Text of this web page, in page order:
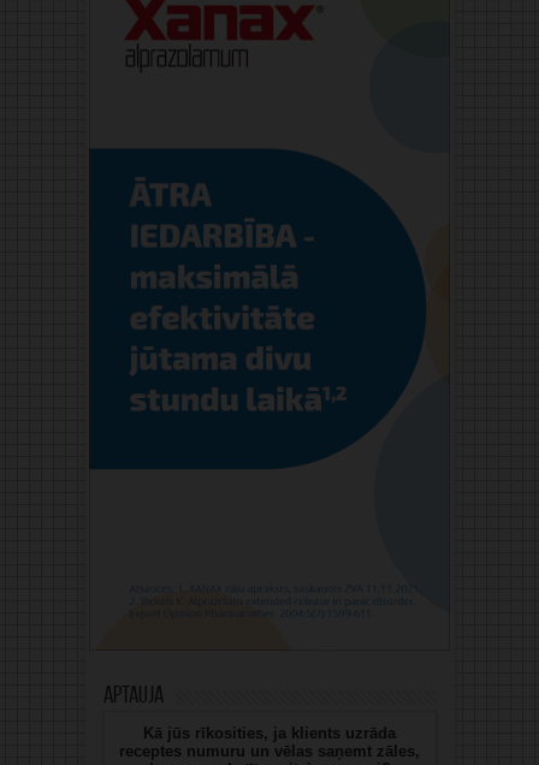
Aptauja
Kā jūs rīkosities, ja klients uzrāda
receptes numuru un vēlas saņemt zāles,